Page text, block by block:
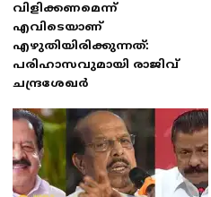
വിളിക്കണമെന്ന്
എവിടെയാണ്
എഴുതിയിരിക്കുന്നത്:
പരിഹാസവുമായി രാജിവ്
ചന്ദ്രശേഖർ